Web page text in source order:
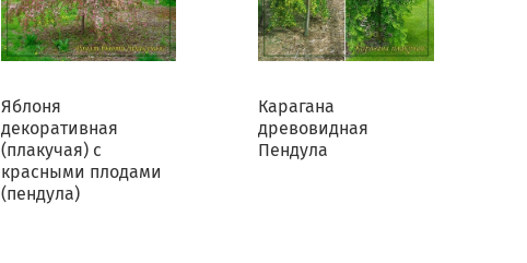
Яблоня
декоративная
(плакучая) с
красными плодами
(пендула)
Карагана
древовидная
Пендула